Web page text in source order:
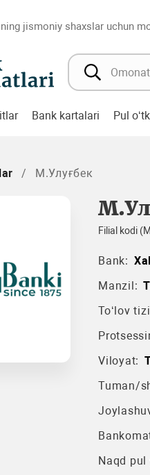
jismoniy shaxslar uchun
Bank kartalari Pul
М.Улуғбек
Filial kodi
Bank:
Manzil:
To‘lov
Viloyat:
Tuman/
Naqd